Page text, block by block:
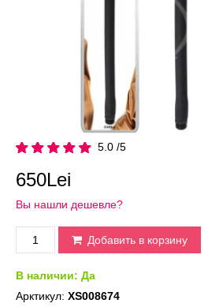
5.0 /5
650Lei
Вы нашли дешевле?
Добавить в корзину
В наличии: Да
Арктикул: XS008674